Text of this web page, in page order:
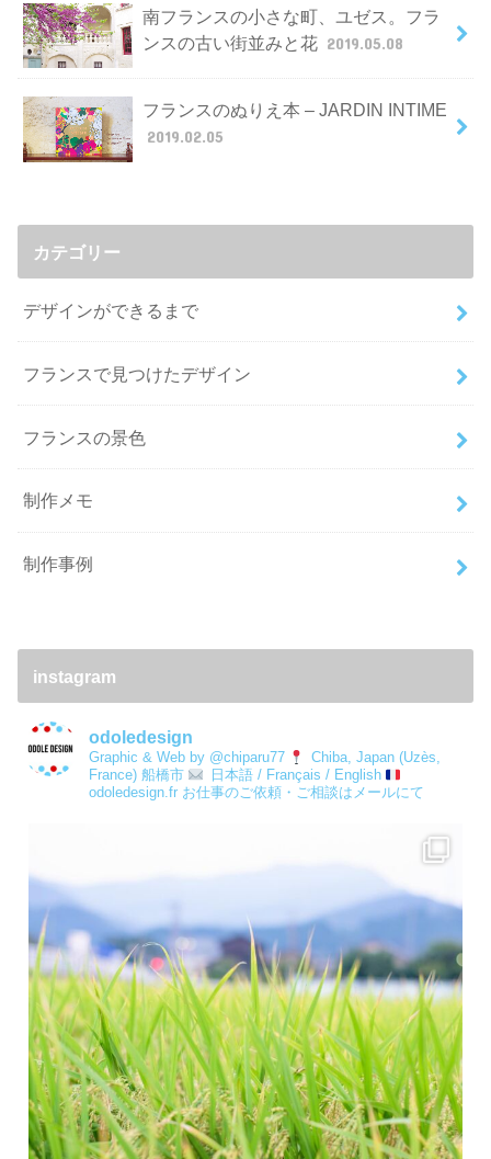
南フランスの小さな町、ユゼス。フラ
ンスの古い街並みと花 2019.05.08
フランスのぬりえ本 – JARDIN INTIME
2019.02.05
カテゴリー
デザインができるまで
フランスで見つけたデザイン
フランスの景色
制作メモ
制作事例
instagram
odoledesign
Graphic & Web by @chiparu77
Chiba, Japan (Uzès,
France) 船橋市
日本語 / Français / English
odoledesign.fr お仕事のご依頼・ご相談はメールにて